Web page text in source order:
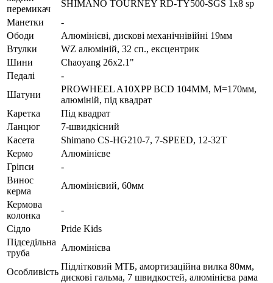
перемикач
SHIMANO TOURNEY RD-TY500-SGS 1х8 sp
Манетки
-
Ободи
Алюмінієві, дискові механічнівійні 19мм
Втулки
WZ алюміній, 32 сп., ексцентрик
Шини
Chaoyang 26x2.1"
Педалі
-
Шатуни
PROWHEEL A10XPP BCD 104MM, M=170мм,
алюміній, під квадрат
Каретка
Під квадрат
Ланцюг
7-швидкісний
Касета
Shimano CS-HG210-7, 7-SPEED, 12-32T
Кермо
Алюмінієве
Гріпси
-
Винос
керма
Алюмінієвий, 60мм
Кермова
колонка
-
Сідло
Pride Kids
Підседільна
труба
Алюмінієва
Особливість
Підлітковий МТБ, амортизаційна вилка 80мм,
дискові гальма, 7 швидкостей, алюмінієва рама